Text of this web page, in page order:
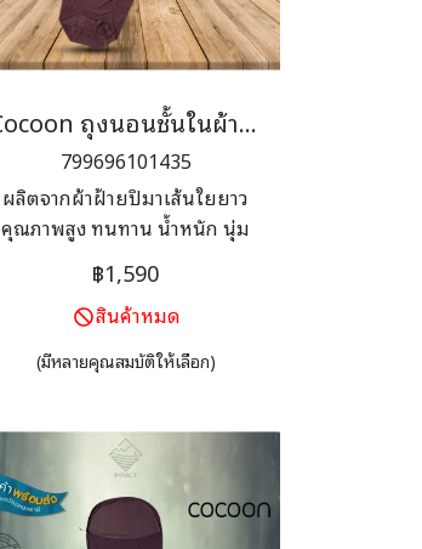
Cocoon ถุงนอนชั้นในผ้าฝ้ายอียิปต์ MUMMY LINER EGYPTIAN COTTON
799696101435
ผลิตจากผ้าฝ้ายปิมาเส้นใยยาว
คุณภาพสูง ทนทาน น้ำหนัก นุ่ม
สบาย เพิ่มความอบอุ่นได้ถึง 4
องศา
฿1,590
สินค้าหมด
(มีหลายคุณสมบัติให้เลือก)